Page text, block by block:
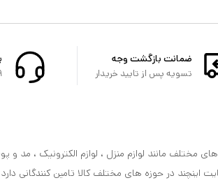
ضمانت بازگشت وجه
تسویه پس از تایید خریدار ۹
مختلف مانند لوازم منزل ، لوازم الکترونیک ، مد و
اینچند در حوزه های مختلف کالا تامین کنندگانی